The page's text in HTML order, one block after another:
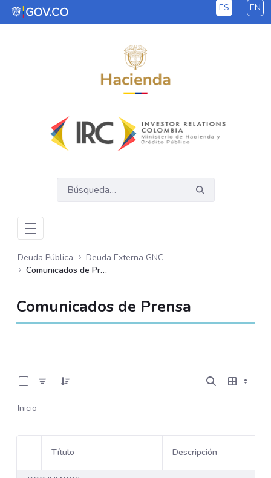
Saltar al contenido principal ES EN
Deuda Pública
Deuda Externa GNC
Comunicados de Prensa
Comunicados de Prensa
Inicio
Selección del elemento
Título Descripción